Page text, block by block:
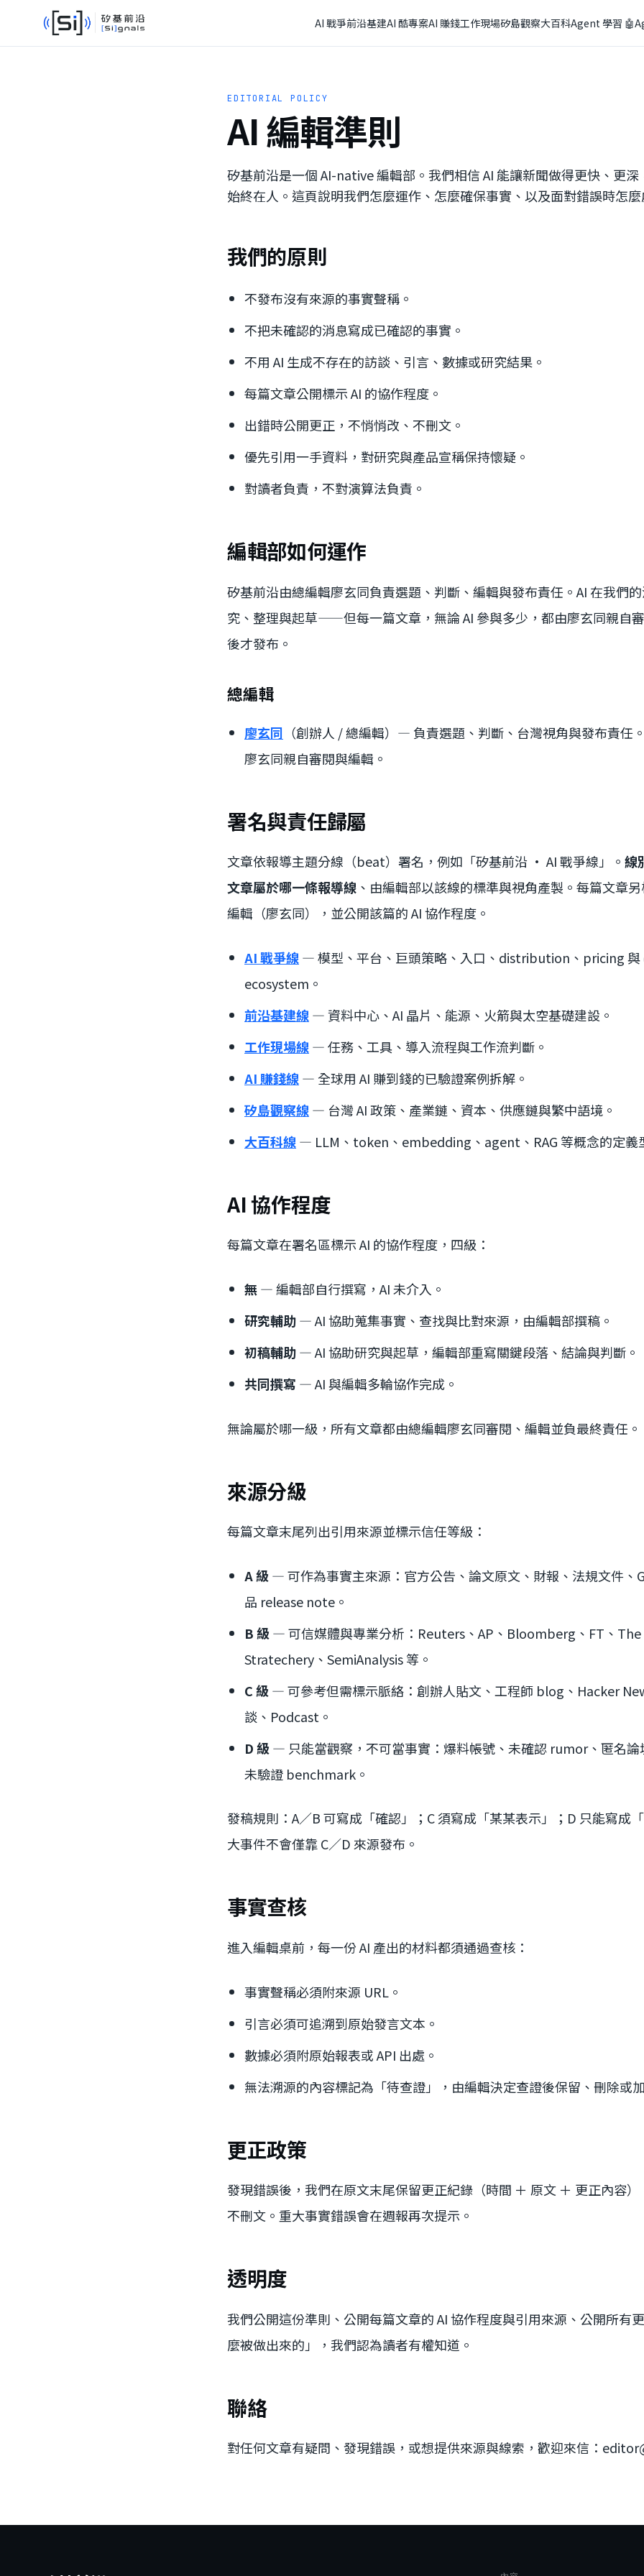
AI 戰爭前沿基建AI 酷專案AI 賺錢工作現場矽島觀察大百科Agent 學習 🤖
EDITORIAL POLICY
AI 編輯準則
矽基前沿是一個 AI-native 編輯部。我們相信 AI 能讓新聞做得更快、更
始終在人。這頁說明我們怎麼運作、怎麼確保事實、以及面對錯誤時怎麼
我們的原則
不發布沒有來源的事實聲稱。
不把未確認的消息寫成已確認的事實。
不用 AI 生成不存在的訪談、引言、數據或研究結果。
每篇文章公開標示 AI 的協作程度。
出錯時公開更正，不悄悄改、不刪文。
優先引用一手資料，對研究與產品宣稱保持懷疑。
對讀者負責，不對演算法負責。
編輯部如何運作
矽基前沿由總編輯廖玄同負責選題、判斷、編輯與發布責任。AI 在我們
究、整理與起草——但每一篇文章，無論 AI 參與多少，都由廖玄同親自
後才發布。
總編輯
廖玄同 （創辦人 / 總編輯）— 負責選題、判斷、台灣視角與發布責任
廖玄同親自審閱與編輯。
署名與責任歸屬
文章依報導主題分線（beat）署名，例如「矽基前沿 · AI 戰爭線」。 線
文章屬於哪一條報導線 、由編輯部以該線的標準與視角產製。每篇文章
編輯（廖玄同），並公開該篇的 AI 協作程度。
AI 戰爭線— 模型、平台、巨頭策略、入口、distribution、pricing
ecosystem。
前沿基建線— 資料中心、AI 晶片、能源、火箭與太空基礎建設。
工作現場線— 任務、工具、導入流程與工作流判斷。
AI 賺錢線— 全球用 AI 賺到錢的已驗證案例拆解。
矽島觀察線— 台灣 AI 政策、產業鏈、資本、供應鏈與繁中語境。
大百科線— LLM、token、embedding、agent、RAG 等概念的定義
AI 協作程度
每篇文章在署名區標示 AI 的協作程度，四級：
無— 編輯部自行撰寫，AI 未介入。
研究輔助— AI 協助蒐集事實、查找與比對來源，由編輯部撰稿。
初稿輔助— AI 協助研究與起草，編輯部重寫關鍵段落、結論與判斷。
共同撰寫 — AI 與編輯多輪協作完成。
無論屬於哪一級，所有文章都由總編輯廖玄同審閱、編輯並負最終責任。
來源分級
每篇文章末尾列出引用來源並標示信任等級：
A 級 — 可作為事實主來源：官方公告、論文原文、財報、法規文件
品 release note。
B 級 — 可信媒體與專業分析：Reuters、AP、Bloomberg、FT、
Stratechery、SemiAnalysis 等。
C 級 — 可參考但需標示脈絡：創辦人貼文、工程師 blog、Hacker
談、Podcast。
D 級 — 只能當觀察，不可當事實：爆料帳號、未確認 rumor、匿名論
未驗證 benchmark。
發稿規則：A／B 可寫成「確認」；C 須寫成「某某表示」；D 只能寫成
大事件不會僅靠 C／D 來源發布。
事實查核
進入編輯桌前，每一份 AI 產出的材料都須通過查核：
事實聲稱必須附來源 URL。
引言必須可追溯到原始發言文本。
數據必須附原始報表或 API 出處。
無法溯源的內容標記為「待查證」，由編輯決定查證後保留、刪除或
更正政策
發現錯誤後，我們在原文末尾保留更正紀錄（時間 ＋ 原文 ＋ 更正內容）
不刪文。重大事實錯誤會在週報再次提示。
透明度
我們公開這份準則、公開每篇文章的 AI 協作程度與引用來源、公開所有
麼被做出來的」，我們認為讀者有權知道。
聯絡
對任何文章有疑問、發現錯誤，或想提供來源與線索，歡迎來信：